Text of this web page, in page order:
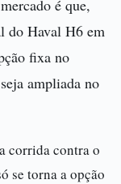
é que,
do Haval H6 em
fixa no
ampliada no
corrida contra o
se torna a opção